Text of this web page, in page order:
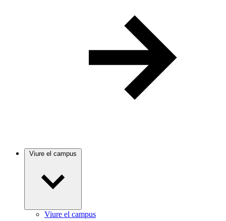
Viure el campus
Viure el campus